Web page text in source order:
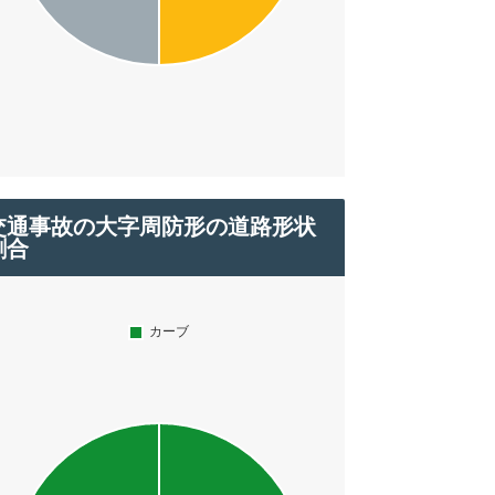
通事故の大字周防形の道路形状
合